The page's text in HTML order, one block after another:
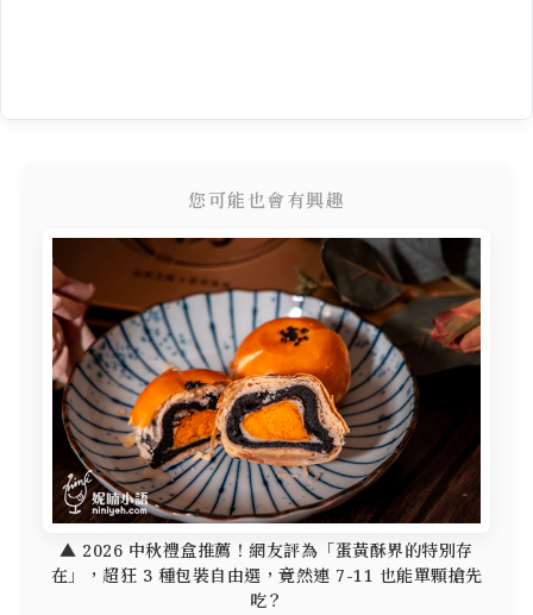
您可能也會有興趣
▲ 2026 中秋禮盒推薦！網友評為「蛋黃酥界的特別存
在」，超狂 3 種包裝自由選，竟然連 7-11 也能單顆搶先
吃？